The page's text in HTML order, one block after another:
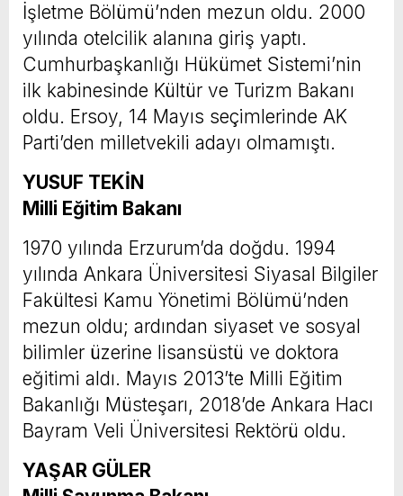
İşletme Bölümü’nden mezun oldu. 2000
yılında otelcilik alanına giriş yaptı.
Cumhurbaşkanlığı Hükümet Sistemi’nin
ilk kabinesinde Kültür ve Turizm Bakanı
oldu. Ersoy, 14 Mayıs seçimlerinde AK
Parti’den milletvekili adayı olmamıştı.
YUSUF TEKİN
Milli Eğitim Bakanı
1970 yılında Erzurum’da doğdu. 1994
yılında Ankara Üniversitesi Siyasal Bilgiler
Fakültesi Kamu Yönetimi Bölümü’nden
mezun oldu; ardından siyaset ve sosyal
bilimler üzerine lisansüstü ve doktora
eğitimi aldı. Mayıs 2013’te Milli Eğitim
Bakanlığı Müsteşarı, 2018’de Ankara Hacı
Bayram Veli Üniversitesi Rektörü oldu.
YAŞAR GÜLER